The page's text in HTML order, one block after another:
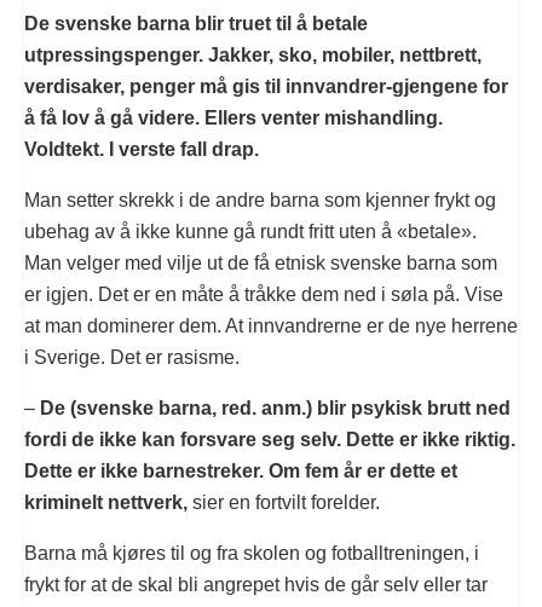
De svenske barna blir truet til å betale
utpressingspenger. Jakker, sko, mobiler, nettbrett,
verdisaker, penger må gis til innvandrer-gjengene for
å få lov å gå videre. Ellers venter mishandling.
Voldtekt. I verste fall drap.
Man setter skrekk i de andre barna som kjenner frykt og
ubehag av å ikke kunne gå rundt fritt uten å «betale».
Man velger med vilje ut de få etnisk svenske barna som
er igjen. Det er en måte å tråkke dem ned i søla på. Vise
at man dominerer dem. At innvandrerne er de nye herrene
i Sverige. Det er rasisme.
– De (svenske barna, red. anm.) blir psykisk brutt ned
fordi de ikke kan forsvare seg selv. Dette er ikke riktig.
Dette er ikke barnestreker. Om fem år er dette et
kriminelt nettverk, sier en fortvilt forelder.
Barna må kjøres til og fra skolen og fotballtreningen, i
frykt for at de skal bli angrepet hvis de går selv eller tar